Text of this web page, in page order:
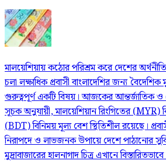
মালয়েশিয়ায় কঠোর পরিশ্রম করে দেশের
চলা লক্ষাধিক প্রবাসী বাংলাদেশির জন্য বৈদেশিক
গুরুত্বপূর্ণ একটি বিষয়। আজকের আন্তর্জাতিক ও
সূচক অনুযায়ী, মালয়েশিয়ান রিংগিতের (MYR)
(BDT) বিনিময় মূল্য বেশ স্থিতিশীল রয়েছে।
নিরাপদে ও লাভজনক উপায়ে দেশে পাঠানোর
মুদ্রাবাজারের হালনাগাদ চিত্র এখানে